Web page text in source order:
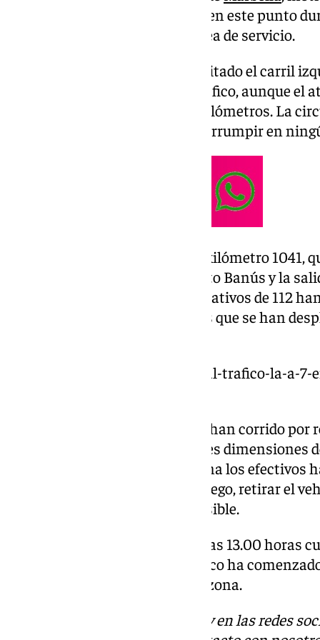
permanecido cerrada al tráfico en este punto
permitiéndose el paso por el área de servicio.
Pasadas unas horas se ha habilitado el carril
ha servido para hacer fluir el tráfico, aunque el
longitud hasta superar los 10 kilómetros. La
Capital no se ha tenido que interrumpir en
El suceso ha tenido lugar en el kilómetro 1041,
tramo comprendido entre Puerto Banús y la
Alcántara. Con el aviso, los operativos de 112
Bomberos y servicios sanitarios que se han
https://www.101tv.es/cerrada-al-trafico-la-a-
Los primeros vídeos del suceso han corrido por
apreciarse un camión de grandes dimensiones
carretera. A lo largo de la mañana los efectivos
contrarreloj para extinguir el fuego, retirar el
abrir con la mayor celeridad posible.
Finalmente ha sido en torno a las 13.00 horas
por completo al tráfico y el atasco ha
este sigue siendo intenso en la zona.
Descubre más noticias de 101Tv en las redes